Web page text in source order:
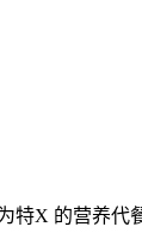
特X 的营养代